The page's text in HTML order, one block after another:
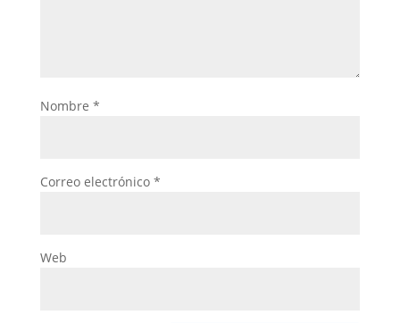
Nombre *
Correo electrónico *
Web